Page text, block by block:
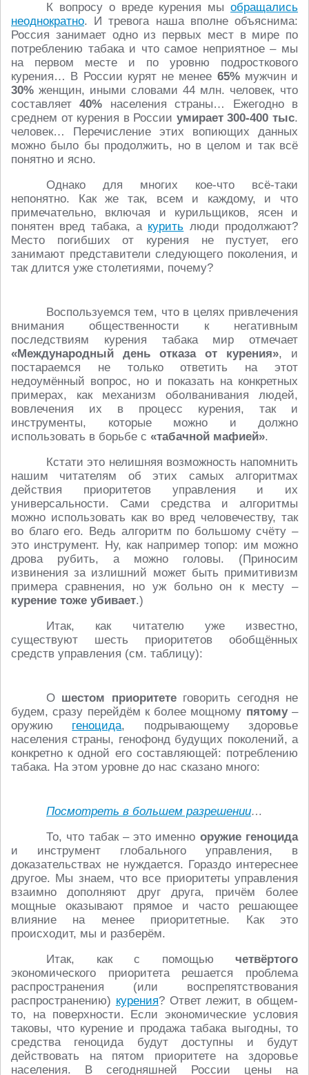
К вопросу о вреде курения мы обращались
неоднократно. И тревога наша вполне объяснима:
Россия занимает одно из первых мест в мире по
потреблению табака и что самое неприятное – мы
на первом месте и по уровню подросткового
курения… В России курят не менее 65%мужчин и
30% женщин, иными словами 44 млн. человек, что
составляет40% населения страны… Ежегодно в
среднем от курения в России умирает 300-400 тыс.
человек… Перечисление этих вопиющих данных
можно было бы продолжить, но в целом и так всё
понятно и ясно.
Однако для многих кое-что всё-таки
непонятно. Как же так, всем и каждому, и что
примечательно, включая и курильщиков, ясен и
понятен вред табака, а курить люди продолжают?
Место погибших от курения не пустует, его
занимают представители следующего поколения, и
так длится уже столетиями, почему?
Воспользуемся тем, что в целях привлечения
внимания общественности к негативным
последствиям курения табака мир отмечает
«Международный день отказа от курения», и
постараемся не только ответить на этот
недоумённый вопрос, но и показать на конкретных
примерах, как механизм оболванивания людей,
вовлечения их в процесс курения, так и
инструменты, которые можно и должно
использовать в борьбе с «табачной мафией».
Кстати это нелишняя возможность напомнить
нашим читателям об этих самых алгоритмах
действия приоритетов управления и их
универсальности. Сами средства и алгоритмы
можно использовать как во вред человечеству, так
во благо его. Ведь алгоритм по большому счёту –
это инструмент. Ну, как например топор: им можно
дрова рубить, а можно головы. (Приносим
извинения за излишний может быть примитивизм
примера сравнения, но уж больно он к месту –
курение тоже убивает.)
Итак, как читателю уже известно,
существуют шесть приоритетов обобщённых
средств управления (см. таблицу):
О шестом приоритетеговорить сегодня не
будем, сразу перейдём к более мощному пятому–
оружию геноцида, подрывающему здоровье
населения страны, генофонд будущих поколений, а
конкретно к одной его составляющей: потреблению
табака. На этом уровне до нас сказано много:
Посмотреть в большем разрешении…
То, что табак – это именно оружие геноцида
и инструмент глобального управления, в
доказательствах не нуждается. Гораздо интереснее
другое. Мы знаем, что все приоритеты управления
взаимно дополняют друг друга, причём более
мощные оказывают прямое и часто решающее
влияние на менее приоритетные. Как это
происходит, мы и разберём.
Итак, как с помощью четвёртого
экономического приоритета решается проблема
распространения (или воспрепятствования
распространению) курения? Ответ лежит, в общем-
то, на поверхности. Если экономические условия
таковы, что курение и продажа табака выгодны, то
средства геноцида будут доступны и будут
действовать на пятом приоритете на здоровье
населения. В сегодняшней России цены на